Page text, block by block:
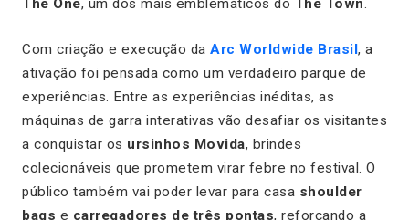
The One, um dos mais emblemáticos do The Town.
Com criação e execução da Arc Worldwide Brasil, a
ativação foi pensada como um verdadeiro parque de
experiências. Entre as experiências inéditas, as
máquinas de garra interativas vão desafiar os visitantes
a conquistar os ursinhos Movida, brindes
colecionáveis que prometem virar febre no festival. O
público também vai poder levar para casa shoulder
bags e carregadores de três pontas, reforçando a